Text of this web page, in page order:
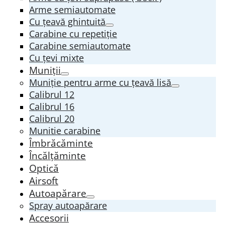
Arme semiautomate
Cu țeavă ghintuită
Carabine cu repetiție
Carabine semiautomate
Cu țevi mixte
Muniții
Muniție pentru arme cu țeavă lisă
Calibrul 12
Calibrul 16
Calibrul 20
Munitie carabine
Îmbrăcăminte
Încălțăminte
Optică
Airsoft
Autoapărare
Spray autoapărare
Accesorii